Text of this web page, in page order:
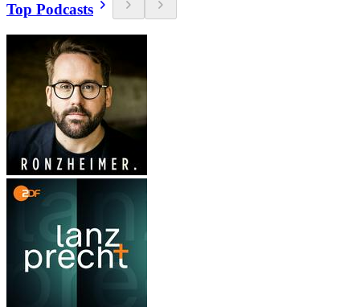
Top Podcasts